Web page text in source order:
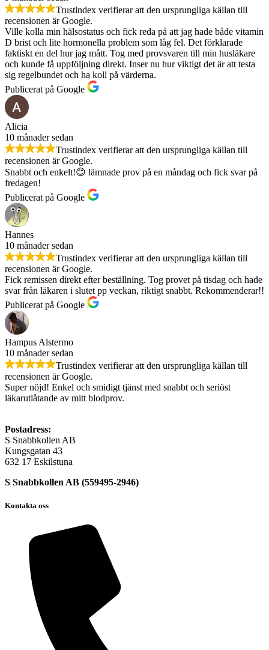
Trustindex verifierar att den ursprungliga källan till
recensionen är Google.
Ville kolla min hälsostatus och fick reda på att jag hade både vitamin
D brist och lite hormonella problem som låg fel. Det förklarade
faktiskt en del hur jag mått. Tog med provsvaren till min husläkare
och kunde få uppföljning direkt. Inser nu hur viktigt det är att testa
sig regelbundet och ha koll på värderna.
Publicerat på Google
Alicia
10 månader sedan
Trustindex verifierar att den ursprungliga källan till
recensionen är Google.
Snabbt och enkelt!😊 lämnade prov på en måndag och fick svar på
fredagen!
Publicerat på Google
Hannes
10 månader sedan
Trustindex verifierar att den ursprungliga källan till
recensionen är Google.
Fick remissen direkt efter beställning. Tog provet på tisdag och hade
svar från läkaren i slutet pp veckan, riktigt snabbt. Rekommenderar!!
Publicerat på Google
Hampus Alstermo
10 månader sedan
Trustindex verifierar att den ursprungliga källan till
recensionen är Google.
Super nöjd! Enkel och smidigt tjänst med snabbt och seriöst
läkarutlåtande av mitt blodprov.
Postadress:
S Snabbkollen AB
Kungsgatan 43
632 17 Eskilstuna
S Snabbkollen AB (559495-2946)
Kontakta oss